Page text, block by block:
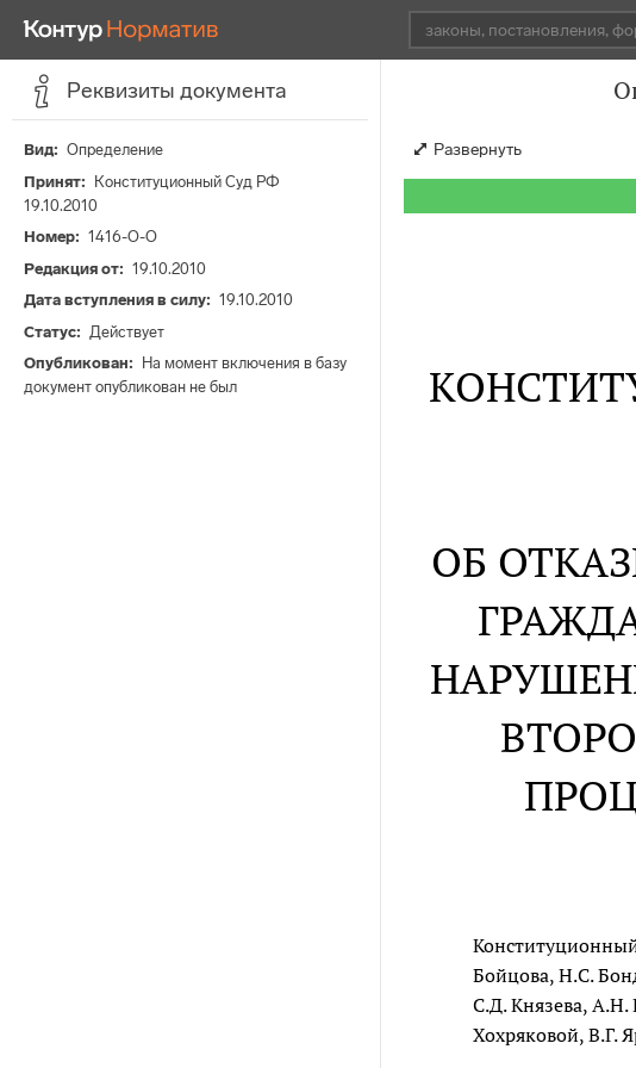
Реквизиты документа
Вид
Определение
Принят
Конституционный Суд РФ
19.10.2010
Номер
1416-О-О
Редакция от
19.10.2010
Дата вступления в силу
19.10.2010
Статус
Действует
Опубликован
На момент включения в базу
документ опубликован не был
Развернуть
ОБ
Бойцова, Н.С.
С.Д. Князева,
Хохряковой, В.Г.